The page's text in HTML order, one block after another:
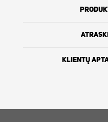
KLIENTŲ